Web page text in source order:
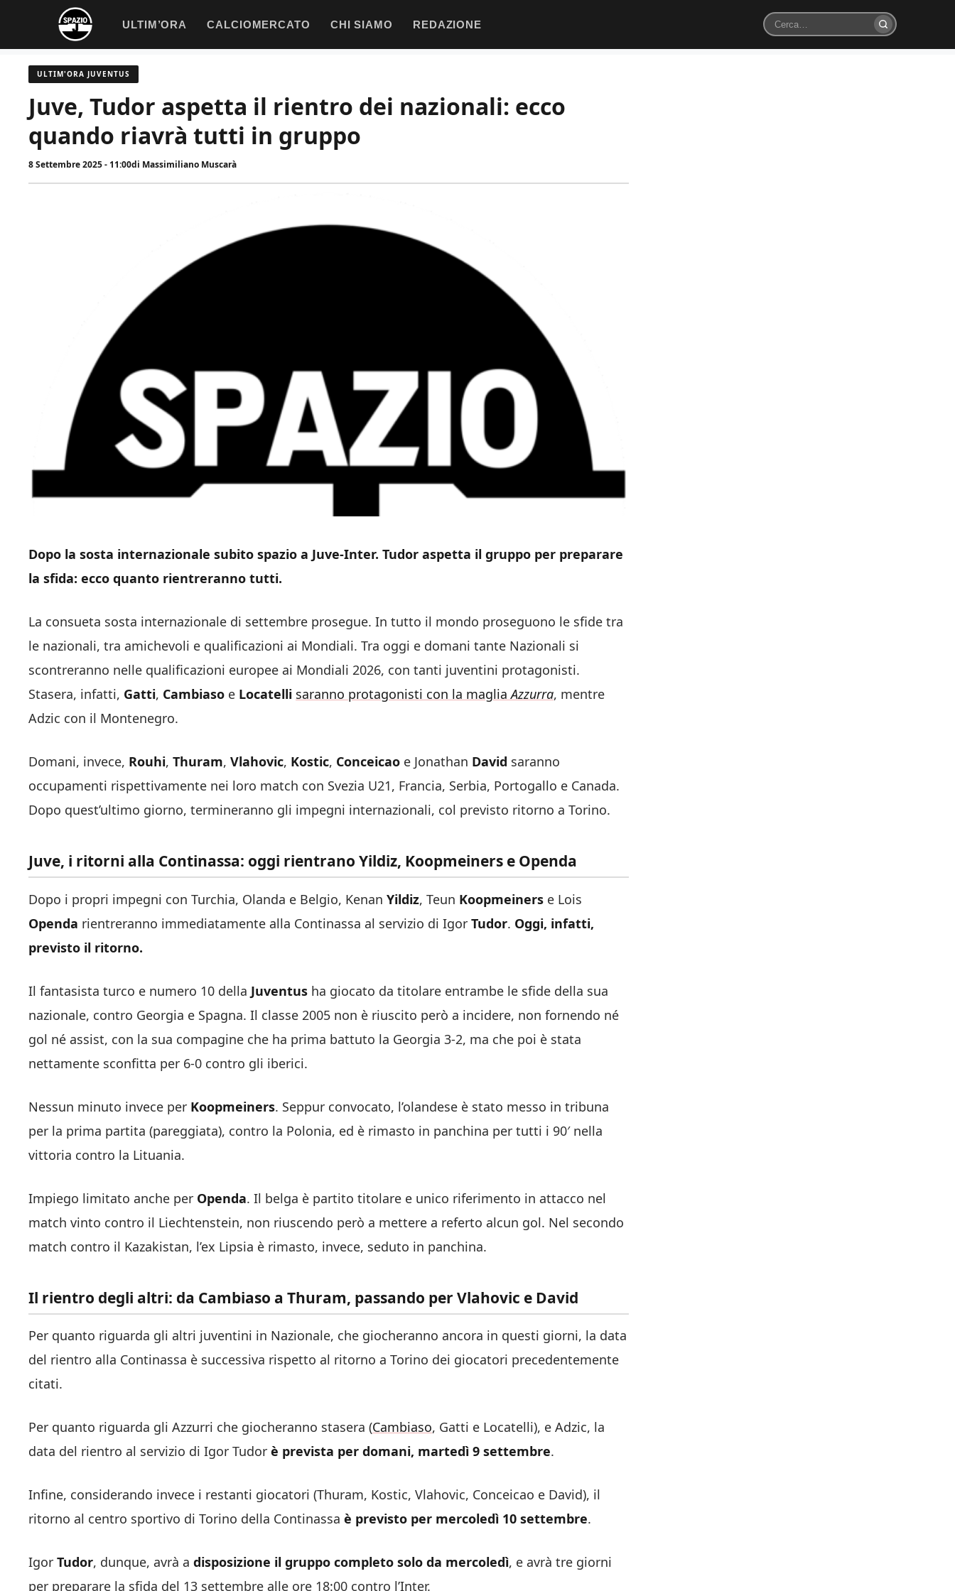
contenuto
ULTIM’ORA CALCIOMERCATO CHI SIAMO REDAZIONE
Cerca
ULTIM'ORA JUVENTUS
Juve, Tudor aspetta il rientro dei nazionali: ecco
quando riavrà tutti in gruppo
8 Settembre 2025 - 11:00di Massimiliano Muscarà
Dopo la sosta internazionale subito spazio a Juve-Inter. Tudor aspetta il gruppo per preparare
la sfida: ecco quanto rientreranno tutti.
La consueta sosta internazionale di settembre prosegue. In tutto il mondo proseguono le sfide tra
le nazionali, tra amichevoli e qualificazioni ai Mondiali. Tra oggi e domani tante Nazionali si
scontreranno nelle qualificazioni europee ai Mondiali 2026, con tanti juventini protagonisti.
Stasera, infatti, Gatti, Cambiaso e Locatelli saranno protagonisti con la magliaAzzurra, mentre
Adzic con il Montenegro.
Domani, invece, Rouhi, Thuram, Vlahovic, Kostic, Conceicao e Jonathan David saranno
occupamenti rispettivamente nei loro match con Svezia U21, Francia, Serbia, Portogallo e Canada.
Dopo quest’ultimo giorno, termineranno gli impegni internazionali, col previsto ritorno a Torino.
Juve, i ritorni alla Continassa: oggi rientrano Yildiz, Koopmeiners e Openda
Dopo i propri impegni con Turchia, Olanda e Belgio, Kenan Yildiz, Teun Koopmeiners e Lois
Openda rientreranno immediatamente alla Continassa al servizio di Igor Tudor. Oggi, infatti,
previsto il ritorno.
Il fantasista turco e numero 10 della Juventus ha giocato da titolare entrambe le sfide della sua
nazionale, contro Georgia e Spagna. Il classe 2005 non è riuscito però a incidere, non fornendo né
gol né assist, con la sua compagine che ha prima battuto la Georgia 3-2, ma che poi è stata
nettamente sconfitta per 6-0 contro gli iberici.
Nessun minuto invece per Koopmeiners. Seppur convocato, l’olandese è stato messo in tribuna
per la prima partita (pareggiata), contro la Polonia, ed è rimasto in panchina per tutti i 90′ nella
vittoria contro la Lituania.
Impiego limitato anche per Openda. Il belga è partito titolare e unico riferimento in attacco nel
match vinto contro il Liechtenstein, non riuscendo però a mettere a referto alcun gol. Nel secondo
match contro il Kazakistan, l’ex Lipsia è rimasto, invece, seduto in panchina.
Il rientro degli altri: da Cambiaso a Thuram, passando per Vlahovic e David
Per quanto riguarda gli altri juventini in Nazionale, che giocheranno ancora in questi giorni, la data
del rientro alla Continassa è successiva rispetto al ritorno a Torino dei giocatori precedentemente
citati.
Per quanto riguarda gli Azzurri che giocheranno stasera (Cambiaso, Gatti e Locatelli), e Adzic, la
data del rientro al servizio di Igor Tudor è prevista per domani, martedì 9 settembre.
Infine, considerando invece i restanti giocatori (Thuram, Kostic, Vlahovic, Conceicao e David), il
ritorno al centro sportivo di Torino della Continassa è previsto per mercoledì 10 settembre.
Igor Tudor, dunque, avrà a disposizione il gruppo completo solo da mercoledì, e avrà tre giorni
per preparare la sfida del 13 settembre alle ore 18:00 contro l’Inter.